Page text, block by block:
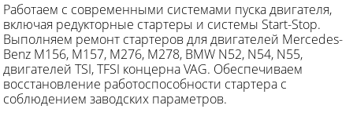
Работаем с современными системами пуска двигателя,
включая редукторные стартеры и системы Start-Stop.
Выполняем ремонт стартеров для двигателей Mercedes-
Benz M156, M157, M276, M278, BMW N52, N54, N55,
двигателей TSI, TFSI концерна VAG. Обеспечиваем
восстановление работоспособности стартера с
соблюдением заводских параметров.